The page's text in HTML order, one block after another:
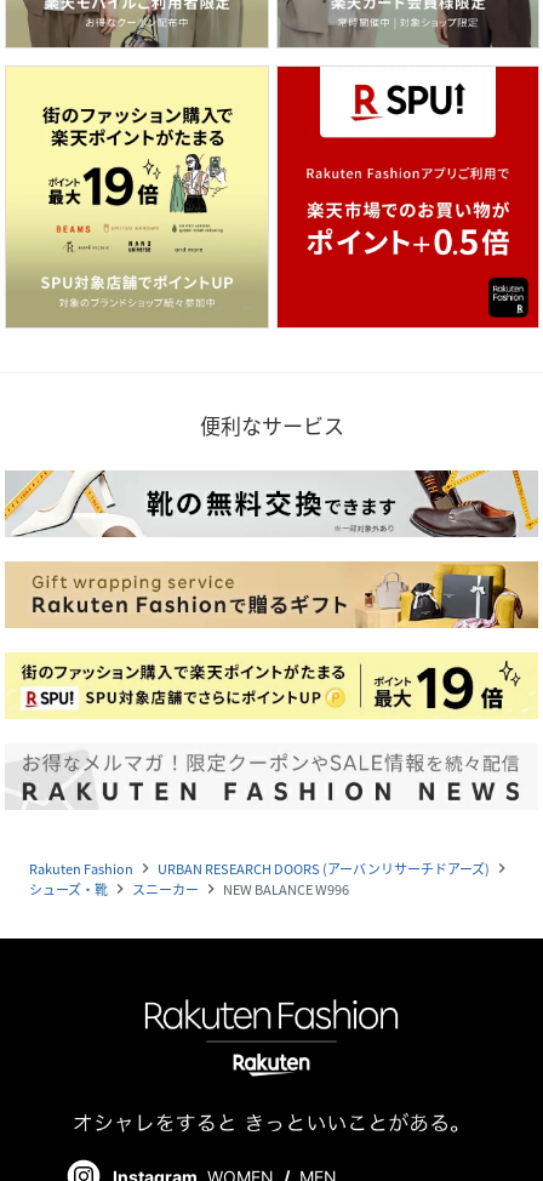
便利なサービス
Rakuten Fashion navigate_next URBAN RESEARCH DOORS (アーバンリサーチドアーズ) navigate_next
シューズ・靴 navigate_next スニーカー navigate_next NEW BALANCE W996
Instagram WOMEN / MEN